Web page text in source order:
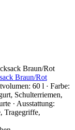
Braun/Rot
60 l · Farbe:
Schulterriemen,
· Ausstattung:
Tragegriffe,